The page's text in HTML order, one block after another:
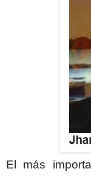
El más